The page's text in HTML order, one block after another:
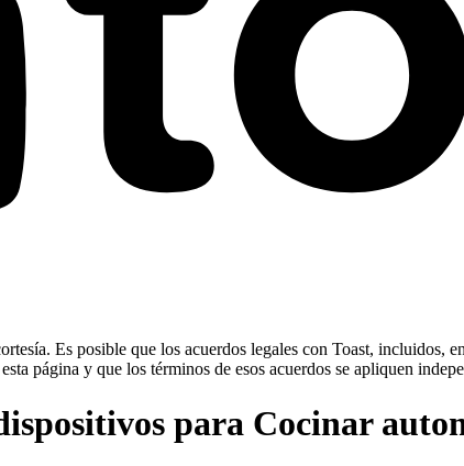
Es posible que los acuerdos legales con Toast,
página y que los términos de esos acuerdos se apliquen
para Cocinar